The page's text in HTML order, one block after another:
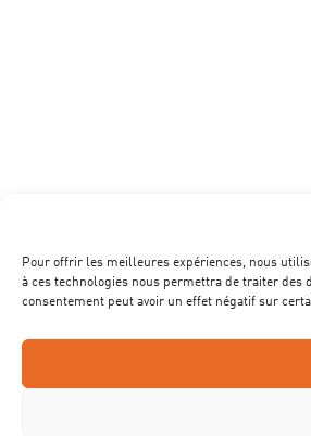
Pour offrir les meilleures expériences, nous
à ces technologies nous permettra de traiter des
consentement peut avoir un effet négatif sur